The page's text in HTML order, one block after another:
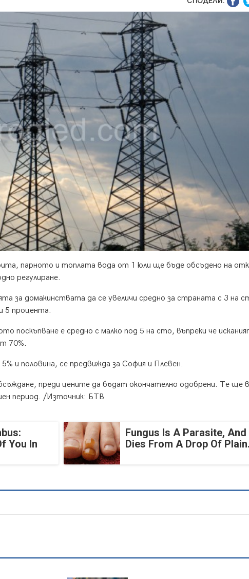
парното и топлата вода от 1 юли ще бъде обсъдено на
регулиране.
за домакинствата да се увеличи средно за страната с 3 на
5 процента.
поскъпване е средно с малко под 5 на сто, въпреки че
70%.
и половина, се предвижда за София и Плевен.
преди цените да бъдат окончателно одобрени. Те ще
период. /Източник: БТВ
You In
Fungus Is A Parasite, And
Dies From A Drop Of